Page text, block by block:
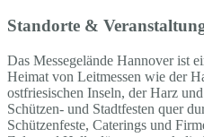
Standorte &
Das Messegelände Hannover ist
Heimat von Leitmessen wie der
ostfriesischen Inseln, der Harz
Schützen- und Stadtfesten quer
Schützenfeste, Caterings und